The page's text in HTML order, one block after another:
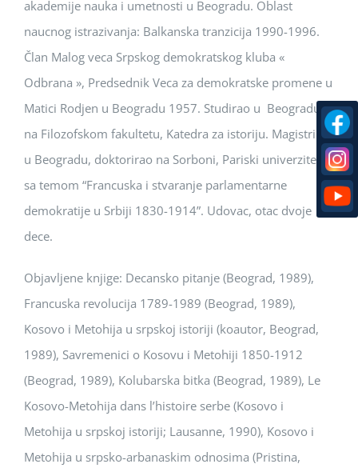
akademije nauka i umetnosti u Beogradu. Oblast
naucnog istrazivanja: Balkanska tranzicija 1990-1996.
Član Malog veca Srpskog demokratskog kluba «
Odbrana », Predsednik Veca za demokratske promene u
Matici Rodjen u Beogradu 1957. Studirao u Beogradu,
na Filozofskom fakultetu, Katedra za istoriju. Magistrirao
u Beogradu, doktorirao na Sorboni, Pariski univerzitet,
sa temom “Francuska i stvaranje parlamentarne
demokratije u Srbiji 1830-1914”. Udovac, otac dvoje
dece.
Objavljene knjige: Decansko pitanje (Beograd, 1989),
Francuska revolucija 1789-1989 (Beograd, 1989),
Kosovo i Metohija u srpskoj istoriji (koautor, Beograd,
1989), Savremenici o Kosovu i Metohiji 1850-1912
(Beograd, 1989), Kolubarska bitka (Beograd, 1989), Le
Kosovo-Metohija dans l’histoire serbe (Kosovo i
Metohija u srpskoj istoriji; Lausanne, 1990), Kosovo i
Metohija u srpsko-arbanaskim odnosima (Pristina,